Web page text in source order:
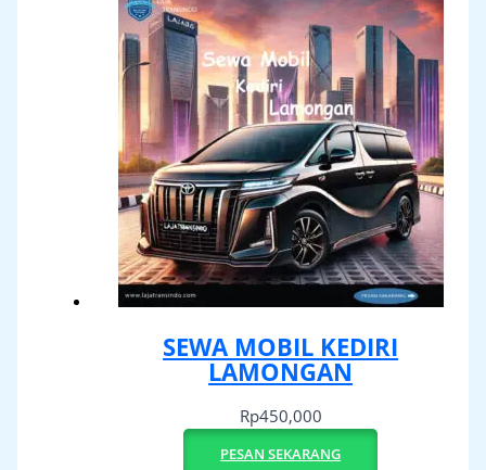
SEWA MOBIL KEDIRI
LAMONGAN
Rp450,000
PESAN SEKARANG